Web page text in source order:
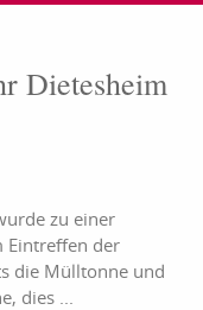
Dietesheim
zu einer
Eintreffen der
die Mülltonne und
dies ...